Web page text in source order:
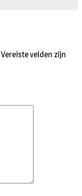
Vereiste velden zijn